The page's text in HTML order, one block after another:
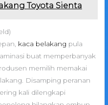
Toyota Sienta
kaca belakang pula
buat memperbanyak
memilih memakai
Disamping peranan
kali dilengkapi